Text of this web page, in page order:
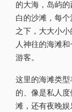
的大海，岛屿
白的沙滩，每
之下，大大小
人神往的海滩
游客。
这里的海滩类
的、像是私人
滩，还有夜晚